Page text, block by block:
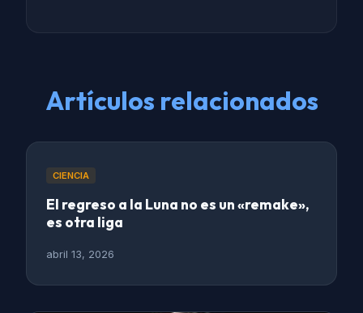
Artículos relacionados
CIENCIA
El regreso a la Luna no es un «remake»,
es otra liga
abril 13, 2026